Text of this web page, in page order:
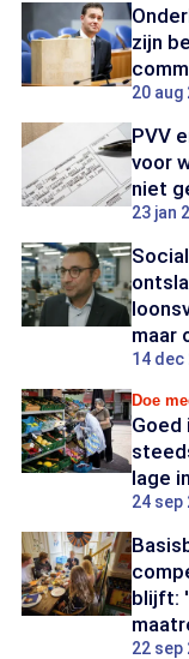
zijn
20 aug
PVV
voor
niet
23 jan
maar
14 dec
Doe
Goed
lage
24 sep
blijft:
22 sep